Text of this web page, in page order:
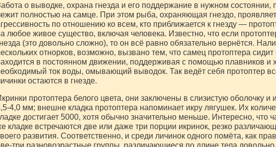
о выводке, охрана гнезда и его поддержание в нужном состоянии,
полностью на самце. При этом рыба, охраняющая гнездо,
по отношению ко всем, кто приближается к гнезду —
любое живое существо, включая человека. Известно, что если
(это довольно сложно), то он всё равно обязательно вернётся.
отнорков, возможно, вызвано тем, что самец протоптера
в постоянном движении, поддерживая с помощью плавников и
ток воды, омывающий выводок. Так ведёт себя протоптер
остаются в гнезде.
протоптера белого цвета, они заключены в слизистую оболочку и
4,0 мм; внешне кладка протоптера напоминает икру лягушек. Их
достигает 5000, хотя обычно значительно меньше. Интересно, что
кладке встречаются две или даже три порции икринок, резко
развития. Соответственно, и среди личинок одного помёта, как
три разновозрастные группы, различающиеся по длине тела довольно